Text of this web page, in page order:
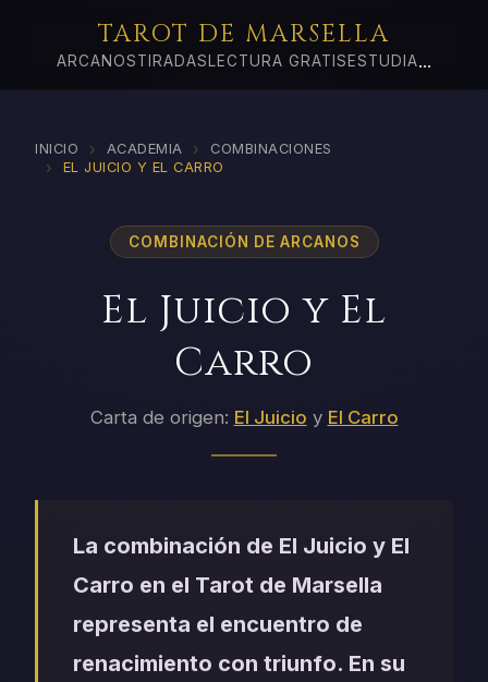
TAROT DE MARSELLA
ARCANOSTIRADAS LECTURA GRATIS ESTUDIA...
INICIO › ACADEMIA › COMBINACIONES
› EL JUICIO Y EL CARRO
COMBINACIÓN DE ARCANOS
El Juicio y El
Carro
Carta de origen: El Juicio y El Carro
La combinación de El Juicio y El
Carro en el Tarot de Marsella
representa el encuentro de
renacimiento con triunfo. En su